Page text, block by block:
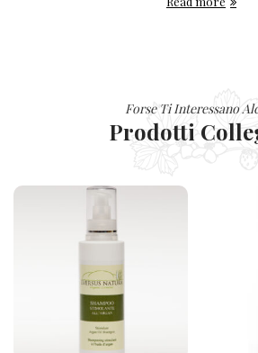
Forse Ti Interessano
Prodotti